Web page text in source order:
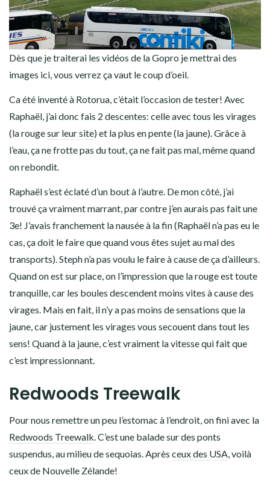
Dès que je traiterai les vidéos de la Gopro je mettrai des
images ici, vous verrez ça vaut le coup d’oeil.
Ca été inventé à Rotorua, c’était l’occasion de tester! Avec
Raphaël, j’ai donc fais 2 descentes: celle avec tous les virages
(la rougesur leur site) et la plus en pente (la jaune). Grâce à
l’eau, ça ne frotte pas du tout, ça ne fait pas mal, même quand
on rebondit.
Raphaël s’est éclaté d’un bout à l’autre. De mon côté, j’ai
trouvé ça vraiment marrant, par contre j’en aurais pas fait une
3e! J’avais franchement la nausée à la fin (Raphaël n’a pas eu le
cas, ça doit le faire que quand vous êtes sujet au mal des
transports). Steph n’a pas voulu le faire à cause de ça d’ailleurs.
Quand on est sur place, on l’impression que la rouge est toute
tranquille, car les boules descendent moins vites à cause des
virages. Mais en fait, il n’y a pas moins de sensations que la
jaune, car justement les virages vous secouent dans tout les
sens! Quand à la jaune, c’est vraiment la vitesse qui fait que
c’est impressionnant.
Redwoods Treewalk
Pour nous remettre un peu l’estomac à l’endroit, on fini avec la
Redwoods Treewalk. C’est une balade sur des ponts
suspendus, au milieu de sequoias. Après ceux des USA, voilà
ceux de Nouvelle Zélande!